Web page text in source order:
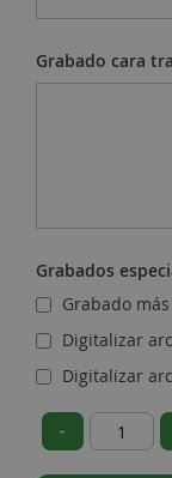
Grabado cara
Grabados
Grabado
Digitalizar
Digitalizar
-